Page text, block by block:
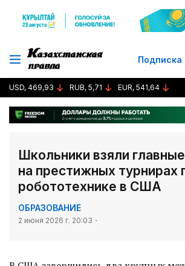
Подписка
USD, 469,93 RUB, 5,71 EUR, 541,64
Школьники взяли
на престижных турнирах
робототехнике в США
ОБРАЗОВАНИЕ
2 июня 2026 г. 20:03